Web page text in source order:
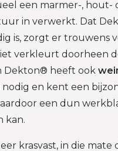
een marmer-, hout-
in verwerkt. Dat
is, zorgt er trouwens
verkleurt doorheen
Dekton® heeft ook
nodig en kent een
een dun
kan.
krasvast, in die mate